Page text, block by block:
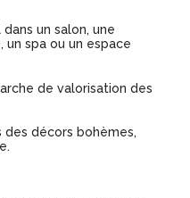
un salon, une
un spa ou un espace
de valorisation des
des décors bohèmes,